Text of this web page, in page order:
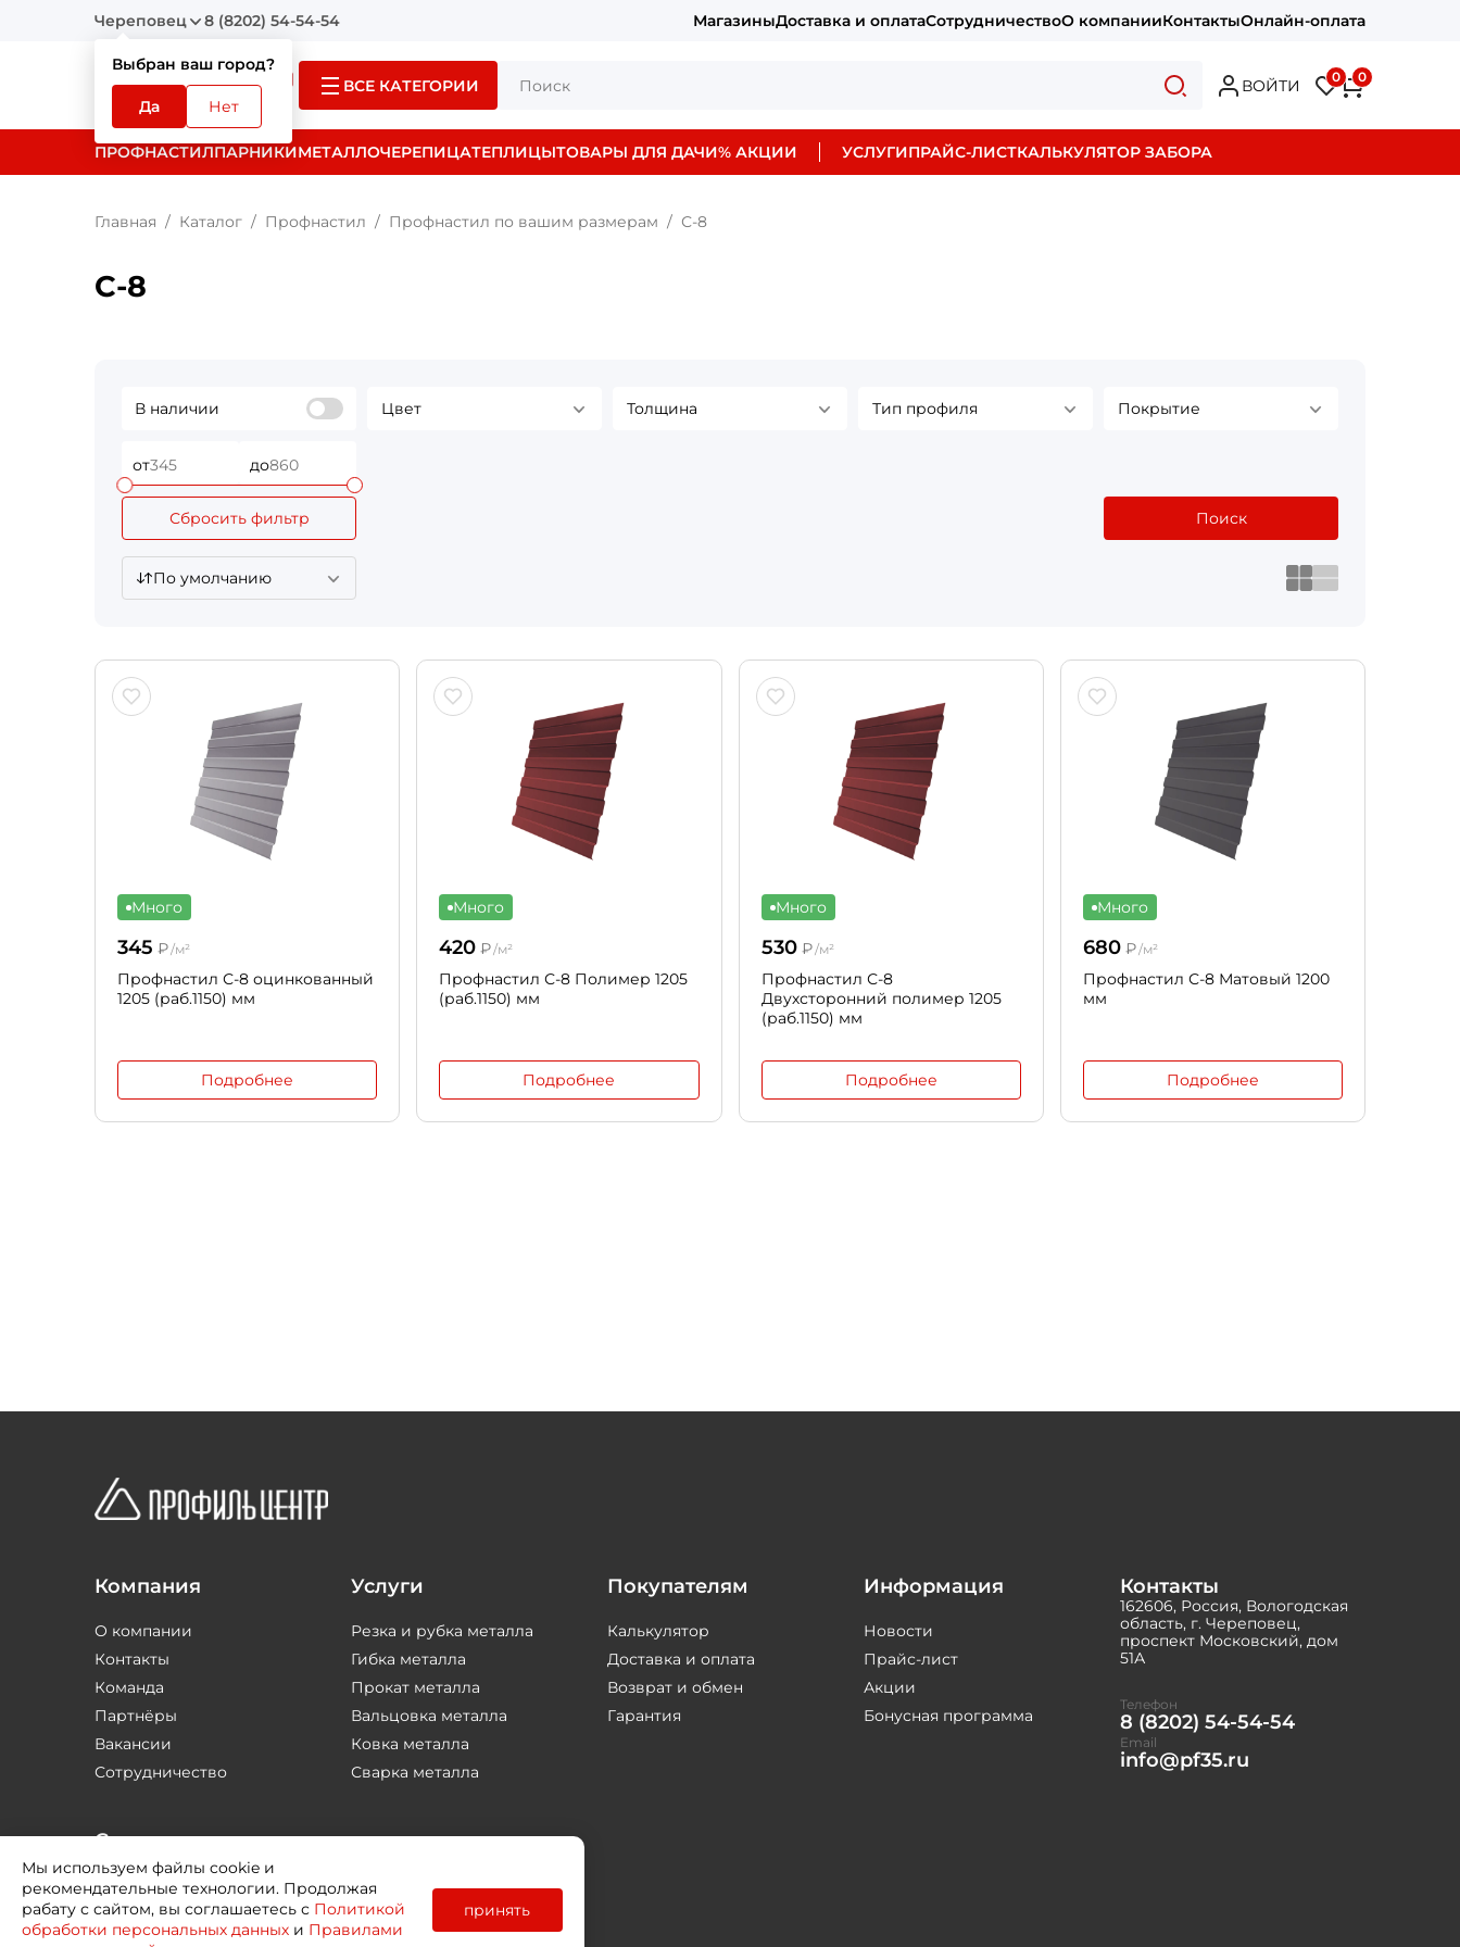
Череповец
Выбран ваш город?
Да Нет
8 (8202) 54-54-54 МагазиныДоставка и оплатаСотрудничествоО компанииКонтактыОнлайн-оплата
ВСЕ КАТЕГОРИИ ВОЙТИ 0 0
ПРОФНАСТИЛПАРНИКИМЕТАЛЛОЧЕРЕПИЦАТЕПЛИЦЫТОВАРЫ ДЛЯ ДАЧИ% АКЦИИ УСЛУГИПРАЙС-ЛИСТКАЛЬКУЛЯТОР ЗАБОРА
Главная Каталог Профнастил Профнастил по вашим размерам С-8
С-8
В наличии Цвет Толщина Тип профиля Покрытие
от до
Сбросить фильтр Поиск
По умолчанию
Много
345 ₽/м²
Профнастил С-8 оцинкованный
1205 (раб.1150) мм
Подробнее
Много
420 ₽/м²
Профнастил С-8 Полимер 1205
(раб.1150) мм
Подробнее
Много
530₽/м²
Профнастил С-8
Двухсторонний полимер 1205
(раб.1150) мм
Подробнее
Много
680₽/м²
Профнастил С-8 Матовый 1200
мм
Подробнее
Компания
О компании
Контакты
Команда
Партнёры
Вакансии
Сотрудничество
Услуги
Резка и рубка металла
Гибка металла
Прокат металла
Вальцовка металла
Ковка металла
Сварка металла
Покупателям
Калькулятор
Доставка и оплата
Возврат и обмен
Гарантия
Информация
Новости
Прайс-лист
Акции
Бонусная программа
Контакты
162606, Россия, Вологодская
область, г. Череповец,
проспект Московский, дом
51А
Телефон
8 (8202) 54-54-54
Email
info@pf35.ru
Соцсети
Мы используем файлы cookie и
рекомендательные технологии. Продолжая
рабату с сайтом, вы соглашаетесь с Политикой
обработки персональных данных и Правилами
принять